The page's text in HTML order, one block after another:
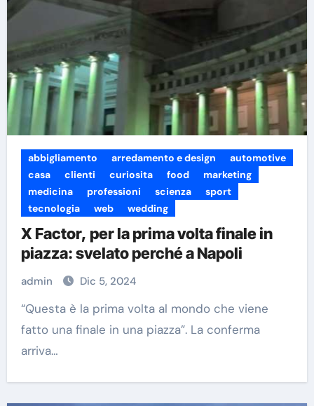
abbigliamento arredamento e design
automotive
casa
clienti curiosita food
marketing
medicina
professioni scienza
sport
tecnologia
web wedding
X Factor, per la prima volta finale in
piazza: svelato perché a Napoli
admin Dic 5, 2024
“Questa è la prima volta al mondo che viene
fatto una finale in una piazza”. La conferma
arriva…